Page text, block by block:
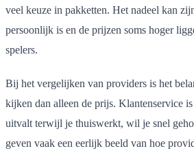
veel keuze in pakketten. Het nadeel kan
persoonlijk is en de prijzen soms hoger
spelers.
Bij het vergelijken van providers is het
kijken dan alleen de prijs. Klantenservice
uitvalt terwijl je thuiswerkt, wil je snel
geven vaak een eerlijk beeld van hoe